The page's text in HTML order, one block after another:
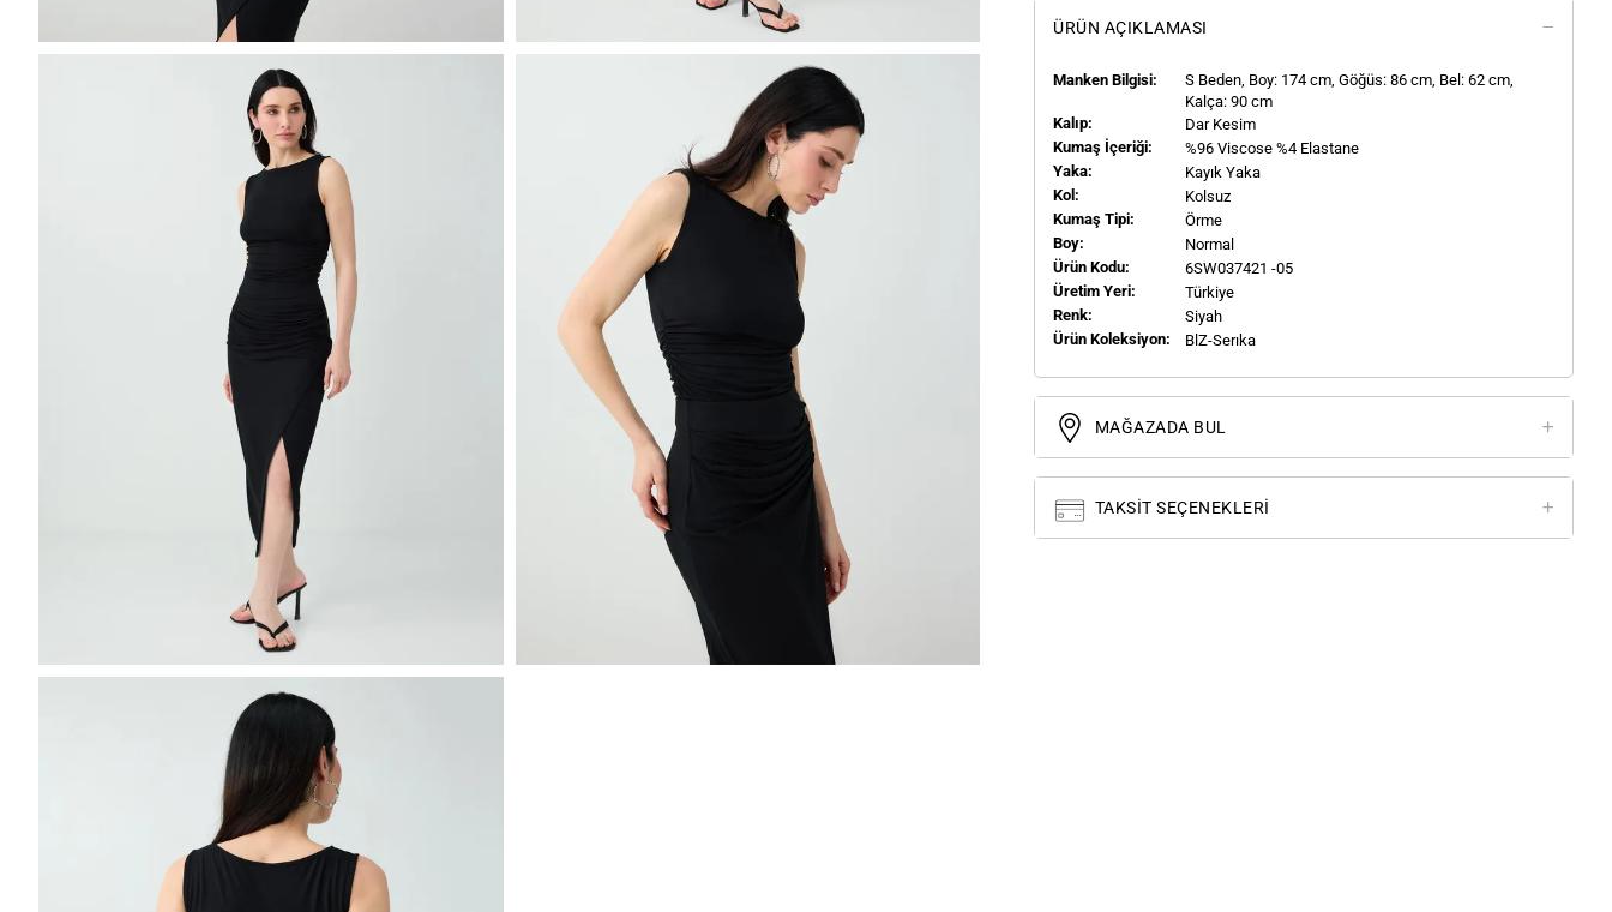
ÜRÜN AÇIKLAMASI
Manken Bilgisi: S Beden, Boy: 174 cm, Göğüs: 86 cm, Bel: 62 cm,
Kalça: 90 cm
Kalıp:
Dar Kesim
Kumaş İçeriği:
%96 Viscose %4 Elastane
Yaka:
Kayık Yaka
Kol:
Kolsuz
Kumaş Tipi:
Örme
Boy:
Normal
Ürün Kodu:
6SW037421 -05
Üretim Yeri:
Türkiye
Renk:
Siyah
Ürün Koleksiyon:
BlZ-Serıka
MAĞAZADA BUL
TAKSIT SEÇENEKLERI